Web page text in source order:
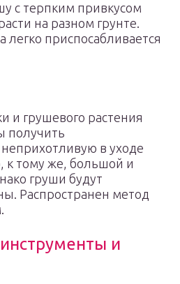
с терпким привкусом
на разном грунте.
приспосабливается
и грушевого растения
получить
в уходе
к тому же, большой и
груши будут
Распространен метод
и